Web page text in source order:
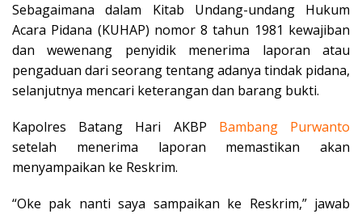
Sebagaimana dalam Kitab Undang-undang Hukum
Acara Pidana (KUHAP) nomor 8 tahun 1981 kewajiban
dan wewenang penyidik menerima laporan atau
pengaduan dari seorang tentang adanya tindak pidana,
selanjutnya mencari keterangan dan barang bukti.
Kapolres Batang Hari AKBP Bambang
Purwanto
setelah menerima laporan memastikan akan
menyampaikan ke Reskrim.
“Oke pak nanti saya sampaikan ke Reskrim,” jawab